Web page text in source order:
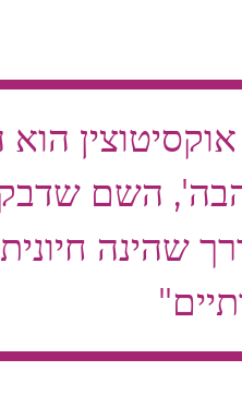
השם
שהינה חיונית